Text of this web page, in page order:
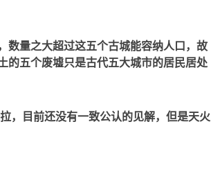
数量之大超过这五个古城能容纳人口，故
的五个废墟只是古代五大城市的居民居处
，目前还没有一致公认的见解，但是天火